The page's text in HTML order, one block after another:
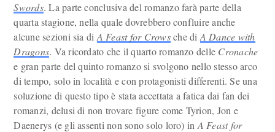
Swords. La parte conclusiva del romanzo farà parte della
quarta stagione, nella quale dovrebbero confluire anche
alcune sezioni sia di A Feast for Crowsche di A Dance with
Dragons. Va ricordato che il quarto romanzo delle Cronache
e gran parte del quinto romanzo si svolgono nello stesso arco
di tempo, solo in località e con protagonisti differenti. Se una
soluzione di questo tipo è stata accettata a fatica dai fan dei
romanzi, delusi di non trovare figure come Tyrion, Jon e
Daenerys (e gli assenti non sono solo loro) in A Feast for